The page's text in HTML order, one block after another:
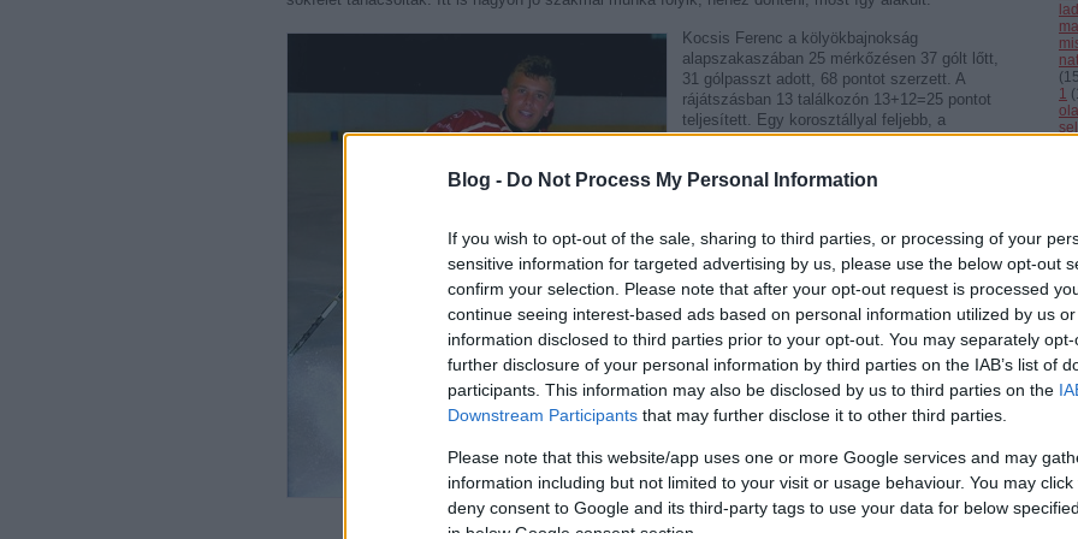
Blog - Do Not Process My Personal Information
If you wish to opt-out of the sale, sharing to third parties, or processing of your
sensitive information for targeted advertising by us, please use the below opt-out
confirm your selection. Please note that after your opt-out request is processed
continue seeing interest-based ads based on personal information utilized by us
information disclosed to third parties prior to your opt-out. You may separately
further disclosure of your personal information by third parties on the IAB’s list of
participants. This information may also be disclosed by us to third parties on the
Downstream Participants that may further disclose it to other third parties.
Please note that this website/app uses one or more Google services and may
information including but not limited to your visit or usage behaviour. You may
deny consent to Google and its third-party tags to use your data for below
in below Google consent section.
(
1 (
(
vb
Kocsis Ferenc a kölyökbajnokság
alapszakaszában 25 mérkőzésen 37 gólt lőtt,
31 gólpasszt adott, 68 pontot szerzett. A
rájátszásban 13 találkozón 13+12=25 pontot
teljesített. Egy korosztállyal feljebb, a
serdülők között is remekelt, 17 mérkőzést
is szerzett 29 pontot. 55 meccses szezonja
különös, hiszen még csak öt éve tanult meg
korcsolyázni. Sokáig úszó volt, majd elment
focizni, de az ottani közeg a szülőknek nem
tetszett. Szerették volna, ha fiatalon megtanul
korcsolyázni, így került a jégpályára. Feil
Richárd oktatta az alapokra, ő tanácsolta,
vigyék le hokiedzésre is az ügyes gyermeket.
Így kezdődött a jégkorongos karrier. Sportos
családból származik, édesanyja első osztályú
kézilabdázó volt, nővére jelenleg utánpótlás-
válogatott ugyanebben a sportágban.
Nevelőedzője Orgovány István, Bedő Lajos,
Szongoth Kristóf és Fekti István volt az Alba
Volánnál.